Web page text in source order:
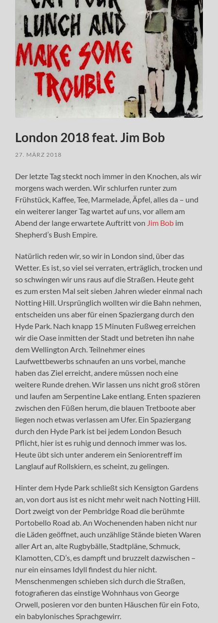
London 2018 feat. Jim Bob
27. MÄRZ 2018
Der letzte Tag steckt noch immer in den Knochen, als wir
morgens wach werden. Wir schlurfen runter zum
Frühstück, Kaffee, Tee, Marmelade, Äpfel, alles da – und
ein weiterer langer Tag wartet auf uns, vor allem am
Abend der lange erwartete Auftritt von Jim Bob im
Shepherd’s Bush Empire.
Natürlich reden wir, so wir in London sind, über das
Wetter. Es ist, so viel sei verraten, erträglich, trocken und
so schwingen wir uns raus auf die Straßen. Heute geht
es zum ersten Mal seit sieben Jahren wieder einmal nach
Notting Hill. Ursprünglich wollten wir die Bahn nehmen,
entscheiden uns aber für einen Spaziergang durch den
Hyde Park. Nach knapp 15 Minuten Fußweg erreichen
wir die Oase inmitten der Stadt und betreten ihn nahe
dem Wellington Arch. Teilnehmer eines
Laufwettbewerbs schnaufen an uns vorbei, manche
haben das Ziel erreicht, andere müssen noch eine
weitere Runde drehen. Wir lassen uns nicht groß stören
und laufen am Serpentine Lake entlang. Enten spazieren
zwischen den Füßen herum, die blauen Tretboote aber
liegen noch etwas verlassen am Ufer. Ein Spaziergang
durch den Hyde Park ist bei jedem London Besuch
Pflicht, hier ist es ruhig und dennoch immer was los.
Heute übt sich unter anderem ein Seniorentreff im
Langlauf auf Rollskiern, es scheint, zu gelingen.
Hinter dem Hyde Park schließt sich Kensigton Gardens
an, von dort aus ist es nicht mehr weit nach Notting Hill.
Dort zweigt von der Pembridge Road die berühmte
Portobello Road ab. An Wochenenden haben nicht nur
die Läden geöffnet, auch unzählige Stände bieten Waren
aller Art an, alte Rugbybälle, Stadtpläne, Schmuck,
Klamotten, CD’s, es dampft und bruzzelt dazwischen –
nur ein einsames Idyll findest du hier nicht.
Menschenmengen schieben sich durch die Straßen,
fotografieren das einstige Wohnhaus von George
Orwell, posieren vor den bunten Häuschen für ein Foto,
ein babylonisches Sprachgewirr.